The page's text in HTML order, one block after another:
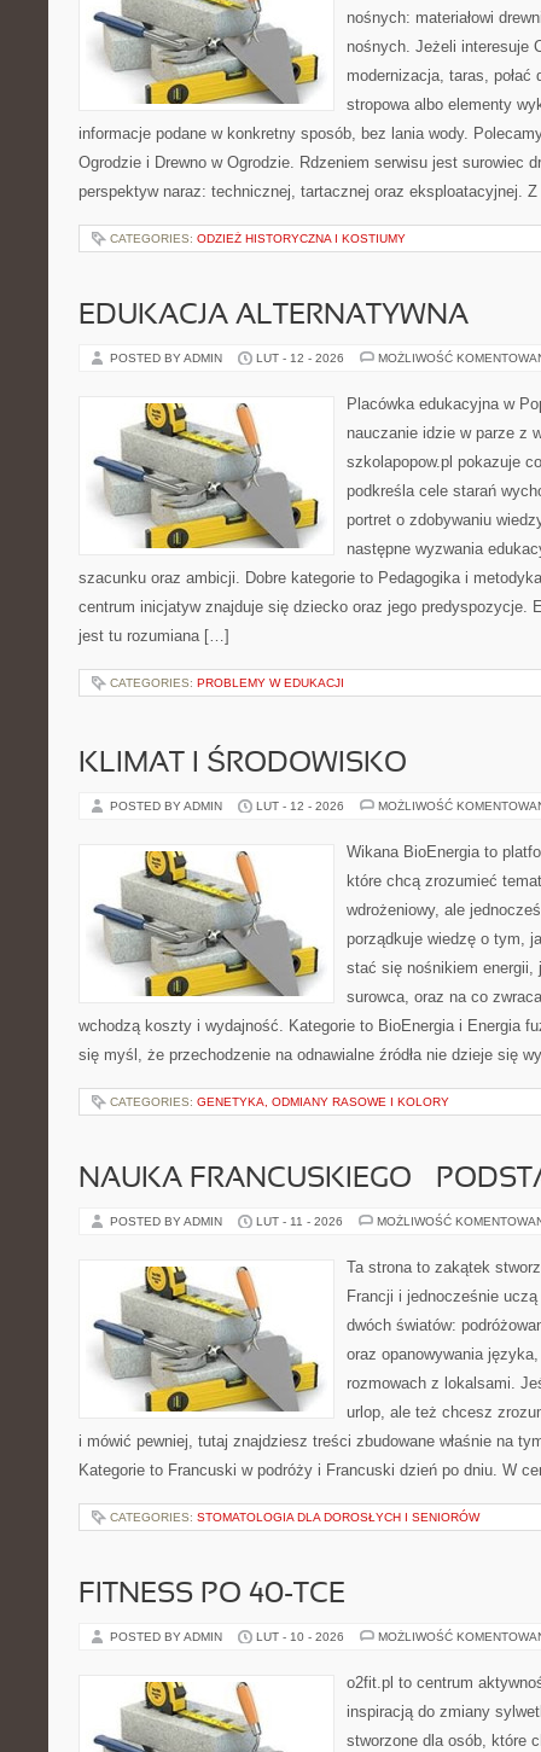
nośnych: materiałowi
nośnych. Jeżeli interesuje
modernizacja, taras, połać
stropowa albo elementy
informacje podane w konkretny sposób, bez lania wody.
Ogrodzie i Drewno w Ogrodzie. Rdzeniem serwisu jest surowiec
perspektyw naraz: technicznej, tartacznej oraz eksploatacyjnej.
CATEGORIES: ODZIEŻ HISTORYCZNA I KOSTIUMY
EDUKACJA ALTERNATYWNA
POSTED BY ADMIN LUT - 12 - 2026 MOŻLIWOŚĆ
Placówka edukacyjna w
nauczanie idzie w parze z
szkolapopow.pl pokazuje
podkreśla cele starań
portret o zdobywaniu
następne wyzwania
szacunku oraz ambicji. Dobre kategorie to Pedagogika i
centrum inicjatyw znajduje się dziecko oraz jego predyspozycje.
jest tu rozumiana […]
CATEGORIES: PROBLEMY W EDUKACJI
KLIMAT I ŚRODOWISKO
POSTED BY ADMIN LUT - 12 - 2026 MOŻLIWOŚĆ
Wikana BioEnergia to
które chcą zrozumieć
wdrożeniowy, ale
porządkuje wiedzę o tym,
stać się nośnikiem energii,
surowca, oraz na co
wchodzą koszty i wydajność. Kategorie to BioEnergia i Energia
się myśl, że przechodzenie na odnawialne źródła nie dzieje się
CATEGORIES: GENETYKA, ODMIANY RASOWE I KOLORY
NAUKA FRANCUSKIEGO –
POSTED BY ADMIN LUT - 11 - 2026 MOŻLIWOŚĆ
Ta strona to zakątek
Francji i jednocześnie
dwóch światów:
oraz opanowywania
rozmowach z lokalsami.
urlop, ale też chcesz
i mówić pewniej, tutaj znajdziesz treści zbudowane właśnie na
Kategorie to Francuski w podróży i Francuski dzień po dniu. W
CATEGORIES: STOMATOLOGIA DLA DOROSŁYCH I SENIORÓW
FITNESS PO 40-TCE
POSTED BY ADMIN LUT - 10 - 2026 MOŻLIWOŚĆ
o2fit.pl to centrum
inspiracją do zmiany
stworzone dla osób, które